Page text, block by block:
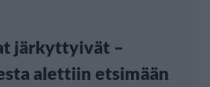
järkyttyivät –
alettiin etsimään